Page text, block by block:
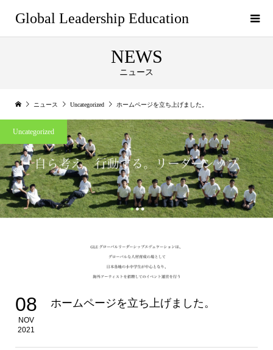
Global Leadership Education
NEWS
ニュース
ニュース Uncategorized ホームページを立ち上げました。
Uncategorized
08
NOV
2021
ホームページを立ち上げました。